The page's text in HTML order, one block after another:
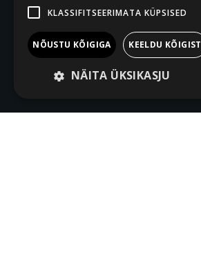
KLASSIFITSEERIMATA KÜPSISED
NÕUSTU KÕIGIGA KEELDU KÕIGIST
NÄITA ÜKSIKASJU